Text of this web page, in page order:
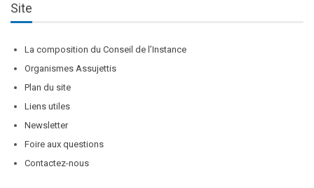
Site
La composition du Conseil de l’Instance
Organismes Assujettis
Plan du site
Liens utiles
Newsletter
Foire aux questions
Contactez-nous